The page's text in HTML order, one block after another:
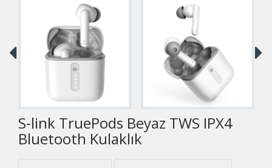
S-link TruePods Beyaz TWS IPX4
Bluetooth Kulaklık